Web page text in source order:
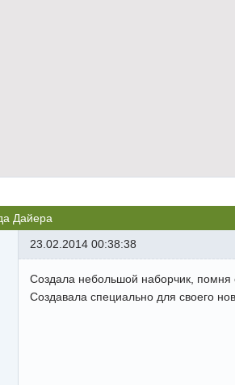
Дайера
23.02.2014 00:38:38
Создала небольшой наборчик,
Создавала специально для своего